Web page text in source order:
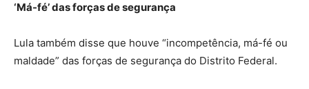
‘Má-fé’ das forças de segurança
Lula também disse que houve “incompetência, má-fé ou
maldade” das forças de segurança do Distrito Federal.